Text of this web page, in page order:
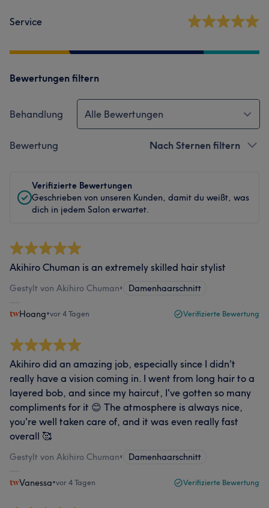
Service
Bewertungen filtern
Behandlung Alle Bewertungen
Bewertung Nach Sternen filtern
Verifizierte Bewertungen
Geschrieben von unseren Kunden, damit du weißt, was
dich in jedem Salon erwartet.
Akihiro Chuman is an extremely skilled hair stylist
Gestylt von Akihiro Chuman• Damenhaarschnitt
Hoang•vor 4 Tagen Verifizierte Bewertung
Akihiro did an amazing job, especially since I didn't
really have a vision coming in. I went from long hair to a
layered bob, and since my haircut, I've gotten so many
compliments for it 😊 The atmosphere is always nice,
you're well taken care of, and it was even really fast
overall 🥰
Gestylt von Akihiro Chuman• Damenhaarschnitt
Vanessa•vor 4 Tagen Verifizierte Bewertung